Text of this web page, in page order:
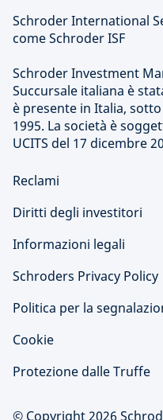
Schroder International
come Schroder ISF
Schroder Investment
Succursale italiana è
è presente in Italia,
1995. La società è
UCITS del 17 dicembre
Reclami
Diritti degli investitori
Informazioni legali
Schroders Privacy Policy
Politica per la
Cookie
Protezione dalle Truffe
© Copyright 2026